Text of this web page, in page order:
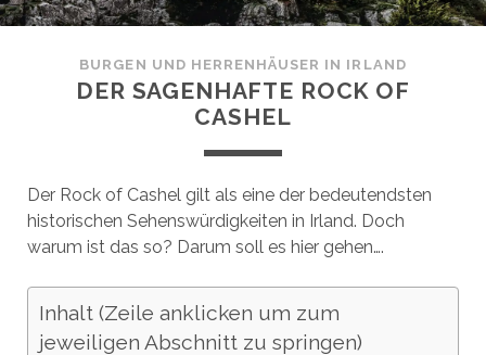
BURGEN UND HERRENHÄUSER IN IRLAND
DER SAGENHAFTE ROCK OF
CASHEL
Der Rock of Cashel gilt als eine der bedeutendsten
historischen Sehenswürdigkeiten in Irland. Doch
warum ist das so? Darum soll es hier gehen….
Inhalt (Zeile anklicken um zum
jeweiligen Abschnitt zu springen)